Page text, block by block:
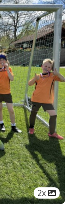
Počet
2x